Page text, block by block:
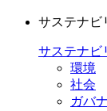
サステナビ
サステナビ
環境
社会
ガバ